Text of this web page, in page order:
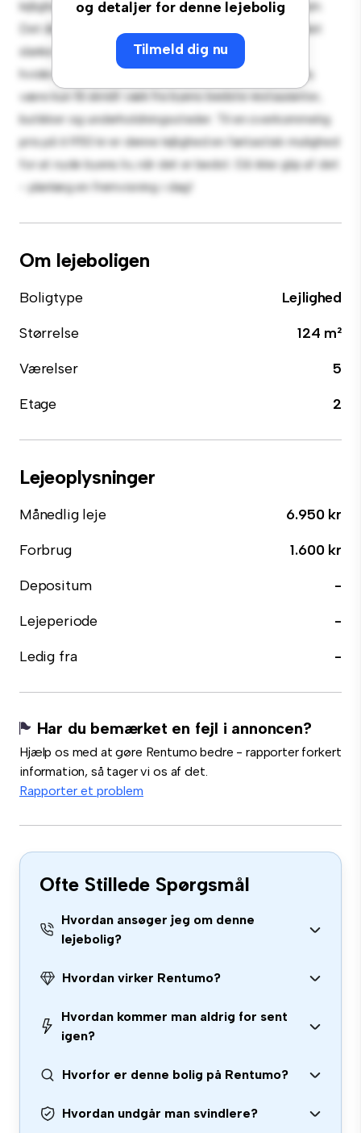
og detaljer for denne lejebolig
Tilmeld dig nu
lejlighed tilbyder et stilfuldt og hyggeligt opholdsrum.
Det åbne koncept er perfekt til at underholde, og det
slanke køkken er udstyret med de bedste hårde
hvidevarer. Med sin førsteklasses beliggenhed vil du
være kun få skridt væk fra byens bedste restauranter,
butikker og underholdningssteder. Til en overkommelig
pris på 6.950 kr er denne lejlighed en fantastisk mulighed
for at nyde byens liv, når det er bedst. Gå ikke glip af det
- planlæg en fremvisning i dag!
Om lejeboligen
Boligtype
Lejlighed
Størrelse
124 m²
Værelser
5
Etage
2
Lejeoplysninger
Månedlig leje
6.950 kr
Forbrug
1.600 kr
Depositum
-
Lejeperiode
-
Ledig fra
-
Har du bemærket en fejl i annoncen?
Hjælp os med at gøre Rentumo bedre - rapporter forkert
information, så tager vi os af det.
Rapporter et problem
Ofte Stillede Spørgsmål
Hvordan ansøger jeg om denne
lejebolig?
Hvordan virker Rentumo?
Hvordan kommer man aldrig for sent
igen?
Hvorfor er denne bolig på Rentumo?
Hvordan undgår man svindlere?